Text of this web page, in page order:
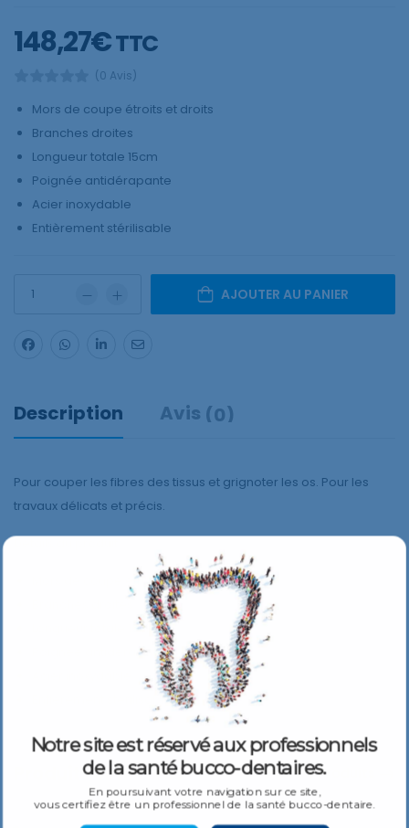
148,27€TTC
(0 Avis)
Mors de coupe étroits et droits
Branches droites
Longueur totale 15cm
Poignée antidérapante
Acier inoxydable
Entièrement stérilisable
AJOUTER AU PANIER
Description Avis (0)
Pour couper les fibres des tissus et grignoter les os. Pour les
travaux délicats et précis.
Mors de coupe étroits et droits
Longueur totale 15cm
Poignée antidérapante
Entièrement stérilisable
Produits Similaires Plus De Produits
Notre site est réservé aux professionnels
de la santé bucco-dentaires.
En poursuivant votre navigation sur ce site,
vous certifiez être un professionnel de la santé bucco-dentaire.